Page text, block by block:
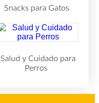
Snacks para Gatos
Salud y Cuidado para
Perros